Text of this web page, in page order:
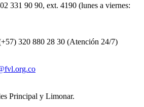
331 90 90, ext. 4190 (lunes a viernes:
320 880 28 30 (Atención 24/7)
Principal y Limonar.